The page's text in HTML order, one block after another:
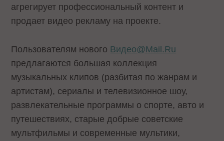
агрегирует профессиональный контент и
продает видео рекламу на проекте.
Пользователям нового Видео@Mail.Ru
предлагаются большая коллекция
музыкальных клипов (разбитая по жанрам и
артистам), сериалы и телевизионное шоу,
развлекательные программы о спорте, авто и
путешествиях, старые добрые советские
мультфильмы и современные мультики,